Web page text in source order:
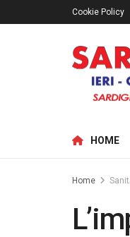
Cookie Policy
HOME
Home